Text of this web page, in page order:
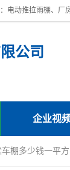
公司
企业视
棚多少钱一平